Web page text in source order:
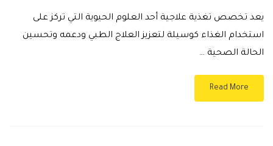
يعد تخصص تغذية علاجية أحد العلوم الحيوية التي تركز على
استخدام الغذاء كوسيلة لتعزيز العلاج الطبي ودعمه وتحسين
الحالة الصحية …
Read More